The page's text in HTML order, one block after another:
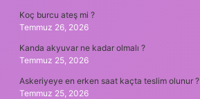
Koç burcu ateş mi ?
Temmuz 26, 2026
Kanda akyuvar ne kadar olmalı ?
Temmuz 25, 2026
Askeriyeye en erken saat kaçta teslim olunur ?
Temmuz 25, 2026